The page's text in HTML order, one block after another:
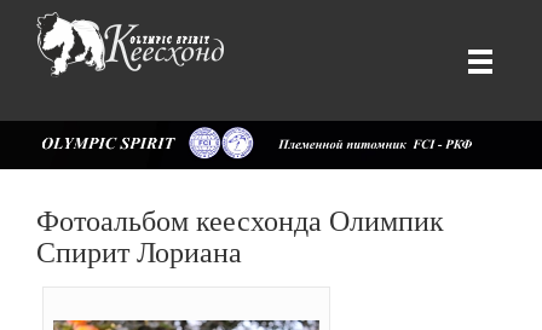
Фотоальбом кеесхонда Олимпик
Спирит Лориана